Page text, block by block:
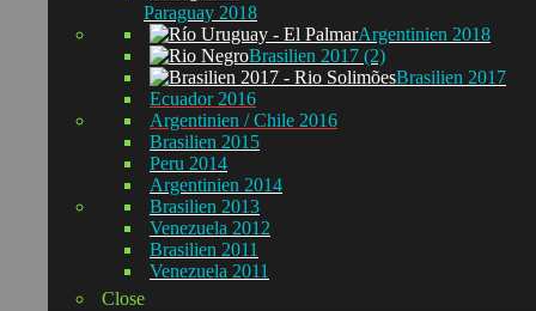
Paraguay 2018
Argentinien 2018
Brasilien 2017 (2)
Brasilien 2017
Ecuador 2016
Argentinien / Chile 2016
Brasilien 2015
Peru 2014
Argentinien 2014
Brasilien 2013
Venezuela 2012
Brasilien 2011
Venezuela 2011
Close